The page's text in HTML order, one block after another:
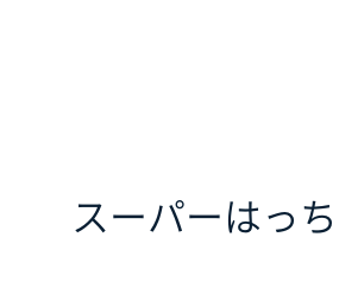
スーパーはっ